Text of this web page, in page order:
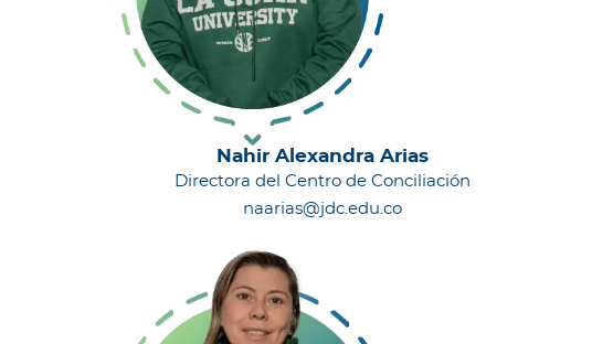
Nahir Alexandra Arias
Directora del Centro de Conciliación
naarias@jdc.edu.co